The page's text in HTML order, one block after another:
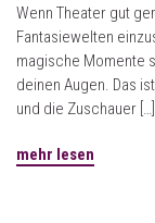
Wenn Theater gut
Fantasiewelten
magische Momente
deinen Augen. Das
und die Zuschauer […]
mehr lesen